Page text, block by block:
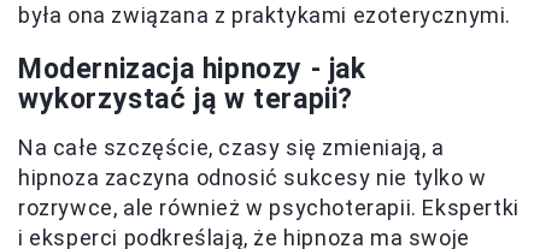
była ona związana z praktykami ezoterycznymi.
Modernizacja hipnozy - jak
wykorzystać ją w terapii?
Na całe szczęście, czasy się zmieniają, a
hipnoza zaczyna odnosić sukcesy nie tylko w
rozrywce, ale również w psychoterapii. Ekspertki
i eksperci podkreślają, że hipnoza ma swoje